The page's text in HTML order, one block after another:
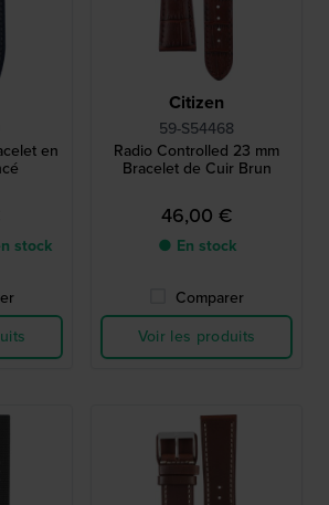
en
stock
Citizen
59-S54468
Radio Controlled 23 mm
Bracelet de Cuir Brun
46,00 €
● En stock
Comparer
Voir les produits